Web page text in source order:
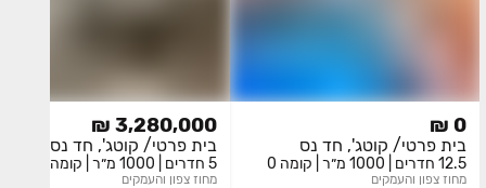
0 ₪
בית פרטי/ קוטג', חד נס
12.5 חדרים | 1000 מ״ר | קומה 0
מחוז צפון והעמקים
3,280,000 ₪
בית פרטי/ קוטג', חד נס
5 חדרים | 1000 מ״ר | קומה 0
מחוז צפון והעמקים